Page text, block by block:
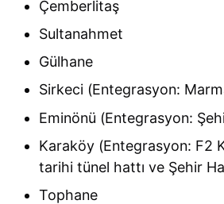
Çemberlitaş
Sultanahmet
Gülhane
Sirkeci (Entegrasyon:
Eminönü (Entegrasyon:
Karaköy (Entegrasyon: F2
tarihi tünel hattı ve Şehir
Tophane